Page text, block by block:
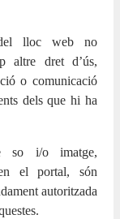
del lloc web no
altre dret d’ús,
o comunicació
dels que hi ha
so i/o imatge,
el portal, són
autoritzada